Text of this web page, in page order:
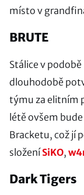
místo v
BRUTE
Stálice v podobě
dlouhodobě
týmu za elitním
létě ovšem
Bracketu, což jí
složení SiKO,
Dark Tigers